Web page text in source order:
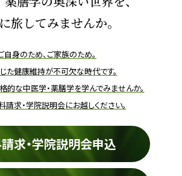
旅してみませんか。
自身のため、ご家族のため。
た健康維持が不可欠な時代です。
的な中医学・薬膳学を学んでみませんか。
請求・学院説明会にお越しください。
求・学院説明会申込